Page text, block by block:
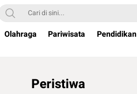
Olahraga Pariwisata Pendidikan
Peristiwa